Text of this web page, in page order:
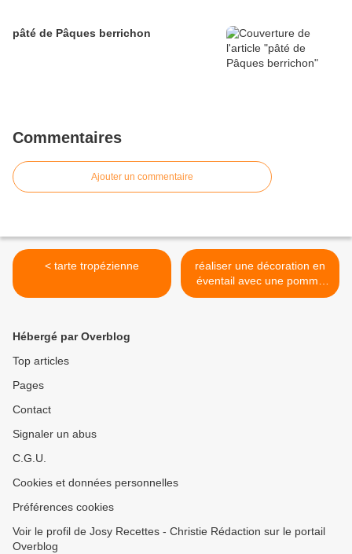
pâté de Pâques berrichon
Commentaires
Ajouter un commentaire
< tarte tropézienne
réaliser une décoration en
éventail avec une pomme
(Vidéo) >
Hébergé par Overblog
Top articles
Pages
Contact
Signaler un abus
C.G.U.
Cookies et données personnelles
Préférences cookies
Voir le profil de Josy Recettes - Christie Rédaction sur le portail
Overblog